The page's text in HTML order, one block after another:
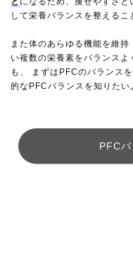
して栄養バランスを整えるこ
また体のあらゆる機能を維
い複数の栄養素をバランス
も、 まずはPFCのバランス
的なPFCバランスを知りた
PFC